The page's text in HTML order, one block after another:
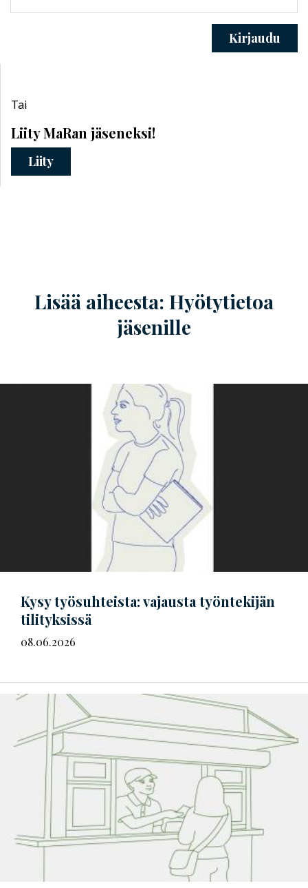
Kirjaudu
Tai
Liity MaRan jäseneksi!
Liity
Lisää aiheesta: Hyötytietoa
jäsenille
Kysy työsuhteista: vajausta työntekijän
tilityksissä
08.06.2026